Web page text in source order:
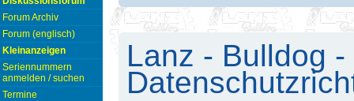
Forum Archiv
Forum (englisch)
Kleinanzeigen
Seriennummern
anmelden / suchen
Termine
Lanz - Bulldog